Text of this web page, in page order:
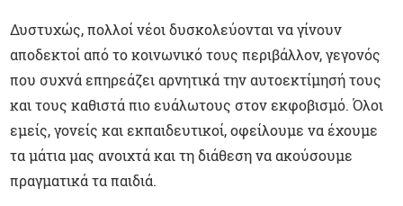
Δυστυχώς, πολλοί νέοι δυσκολεύονται να γίνουν
αποδεκτοί από το κοινωνικό τους περιβάλλον, γεγονός
που συχνά επηρεάζει αρνητικά την αυτοεκτίμησή τους
και τους καθιστά πιο ευάλωτους στον εκφοβισμό. Όλοι
εμείς, γονείς και εκπαιδευτικοί, οφείλουμε να έχουμε
τα μάτια μας ανοιχτά και τη διάθεση να ακούσουμε
πραγματικά τα παιδιά.